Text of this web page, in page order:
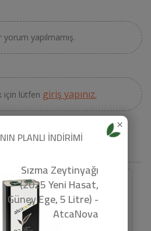
yorum yapılmamış.
için lütfen giriş yapınız.
ÜRÜNLER
×
PLANLI İNDİRİMİ
Sızma Zeytinyağı
(2025 Yeni Hasat,
Güney Ege, 5 Litre) -
AtcaNova